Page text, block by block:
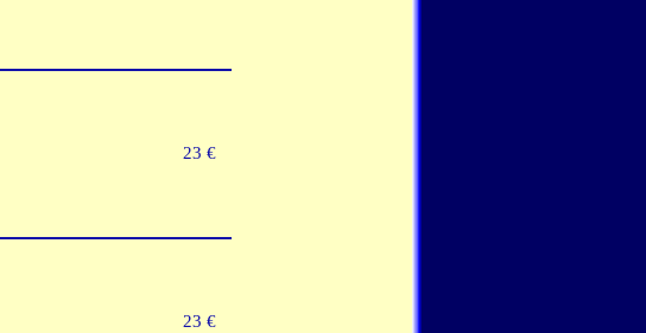
23 €
23 €